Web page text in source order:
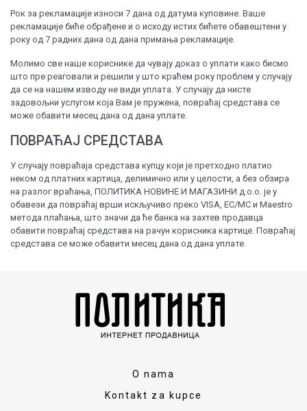
Рок за рекламације износи 7 дана од датума куповине. Ваше
рекламације биће обрађене и о исходу истих бићете обавештени у
року од 7 радних дана од дана примања рекламације.
Молимо све наше кориснике да чувају доказ о уплати како бисмо
што пре реаговали и решили у што краћем року проблем у случају
да се на нашем изводу не види уплата. У случају да нисте
задовољни услугом која Вам је пружена, повраћај средстава се
може обавити месец дана од дана уплате.
ПОВРАЋАЈ СРЕДСТАВА
У случају повраћаја средстава купцу који је претходно платио
неком од платних картица, делимично или у целости, а без обзира
на разлог враћања, ПОЛИТИКА НОВИНЕ И МАГАЗИНИ д.о.о. је у
обавези да повраћај врши искључиво преко VISA, EC/MC и Maestro
метода плаћања, што значи да ће банка на захтев продавца
обавити повраћај средстава на рачун корисника картице. Повраћај
средстава се може обавити месец дана од дана уплате.
O nama
Kontakt za kupce